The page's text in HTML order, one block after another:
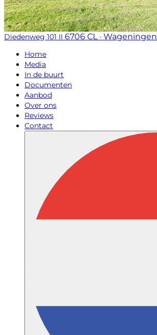
Diedenweg 101 II 6706 CL · Wageningen
Home
Media
In de buurt
Documenten
Aanbod
Over ons
Reviews
Contact